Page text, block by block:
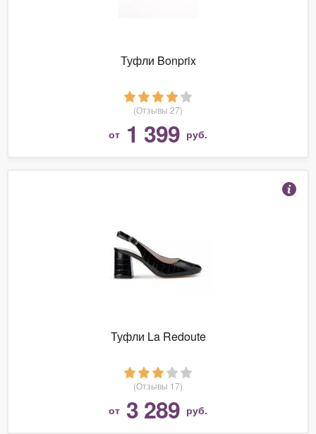
Туфли Bonprix
(Отзывы 27)
от 1 399 руб.
Туфли La Redoute
(Отзывы 17)
от 3 289 руб.